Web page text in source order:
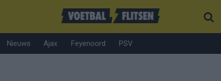
Nieuws Ajax Feyenoord PSV